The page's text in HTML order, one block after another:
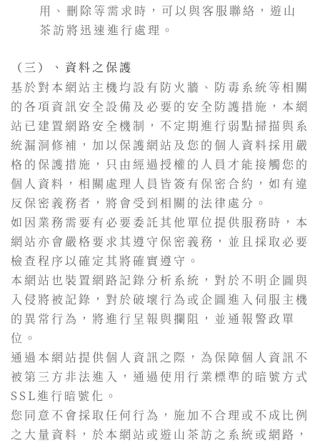
用、刪除等需求時，可以與客服聯絡，遊山
茶訪將迅速進行處理。
（三）、資料之保護
基於對本網站主機均設有防火牆、防毒系統等相關
的各項資訊安全設備及必要的安全防護措施，本網
站已建置網路安全機制，不定期進行弱點掃描與系
統漏洞修補，加以保護網站及您的個人資料採用嚴
格的保護措施，只由經過授權的人員才能接觸您的
個人資料，相關處理人員皆簽有保密合約，如有違
反保密義務者，將會受到相關的法律處分。
如因業務需要有必要委託其他單位提供服務時，本
網站亦會嚴格要求其遵守保密義務，並且採取必要
檢查程序以確定其將確實遵守。
本網站也裝置網路記錄分析系統，對於不明企圖與
入侵將被記錄，對於破壞行為或企圖進入伺服主機
的異常行為，將進行呈報與攔阻，並通報警政單
位。
通過本網站提供個人資訊之際，為保障個人資訊不
被第三方非法進入，通過使用行業標準的暗號方式
SSL進行暗號化。
您同意不會採取任何行為，施加不合理或不成比例
之大量資料，於本網站或遊山茶訪之系統或網路，